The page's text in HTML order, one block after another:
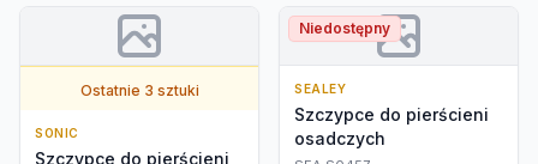
Ostatnie 3 sztuki
SONIC
Szczypce do pierścieni
Niedostępny
SEALEY
Szczypce do pierścieni
osadczych